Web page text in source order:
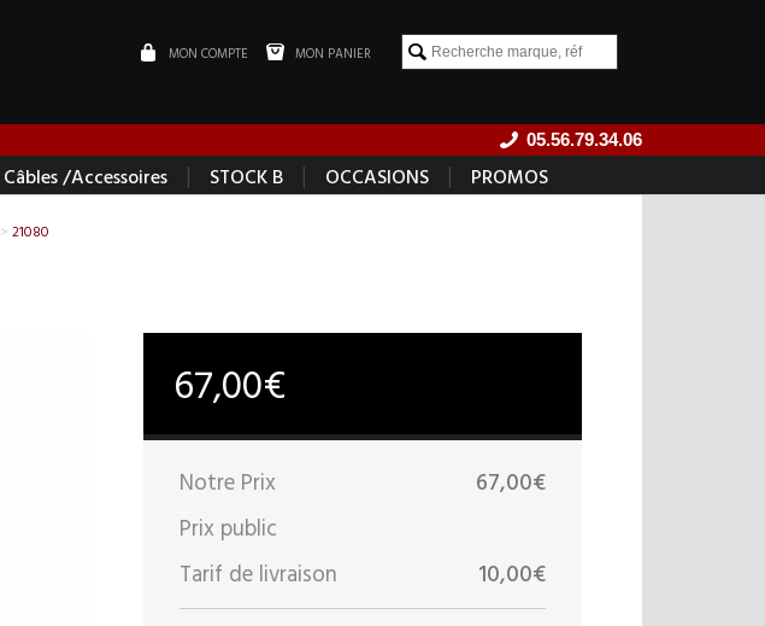
MON PANIER
MON COMPTE
05.56.79.34.06
Câbles /Accessoires | STOCK B | OCCASIONS | PROMOS
> 21080
67,00€
Notre Prix
67,00€
Prix public
Tarif de livraison
10,00€